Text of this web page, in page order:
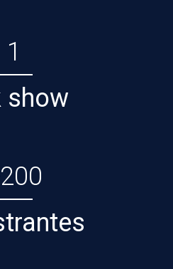
1
show
200